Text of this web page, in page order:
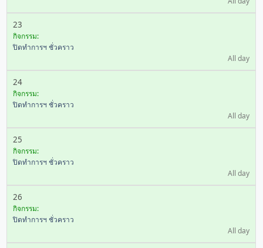
23
กิจกรรม:
ปิดทำการฯ ชั่วคราว
All day
24
กิจกรรม:
ปิดทำการฯ ชั่วคราว
All day
25
กิจกรรม:
ปิดทำการฯ ชั่วคราว
All day
26
กิจกรรม:
ปิดทำการฯ ชั่วคราว
All day